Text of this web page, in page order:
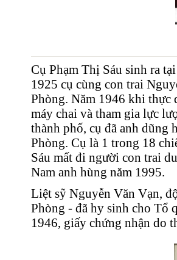
Cụ Phạm Thị Sáu sinh ra
1925 cụ cùng con trai
Phòng. Năm 1946 khi thực
máy chai và tham gia lực
thành phố, cụ đã anh dũng
Phòng. Cụ là 1 trong 18
Sáu mất đi người con trai
Nam anh hùng năm 1995.
Liệt sỹ Nguyễn Văn Vạn,
Phòng - đã hy sinh cho Tổ
1946, giấy chứng nhận do